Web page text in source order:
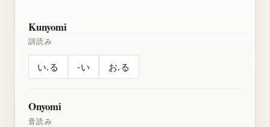
Kunyomi
訓読み
い.る -い お.る
Onyomi
音読み